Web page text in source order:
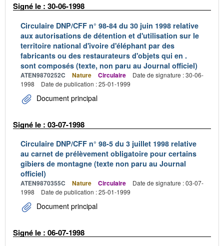
Signé le : 30-06-1998
Circulaire DNP/CFF n° 98-84 du 30 juin 1998 relative
aux autorisations de détention et d'utilisation sur le
territoire national d'ivoire d'éléphant par des
fabricants ou des restaurateurs d'objets qui en .
sont composés (texte, non paru au Journal officiel)
ATEN9870252C Nature Circulaire
Date de signature : 30-06-
1998
Date de publication : 25-01-1999
Document principal
Signé le : 03-07-1998
Circulaire DNP/CFF n° 98-5 du 3 juillet 1998 relative
au carnet de prélèvement obligatoire pour certains
gibiers de montagne (texte non paru au Journal
officiel)
ATEN9870355C Nature Circulaire
Date de signature : 03-07-
1998
Date de publication : 25-01-1999
Document principal
Signé le : 06-07-1998